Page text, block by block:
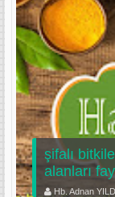
şifalı
alanları
Hb. Adnan